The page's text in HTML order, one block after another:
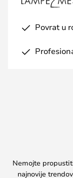
Povrat u
Nemojte
najnovije